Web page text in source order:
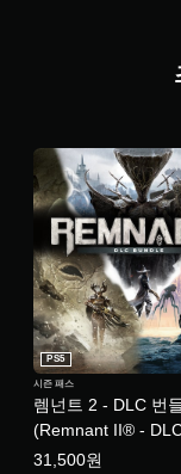
렘넌트 2 - DLC 번
(Remnant II® -
(한국어판)
PS5
시즌 패스
31,500원